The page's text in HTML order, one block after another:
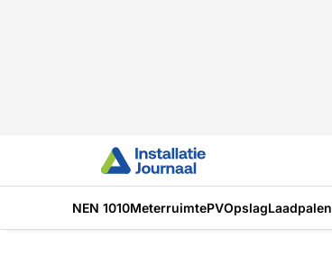
NEN 1010MeterruimtePVOpslagLaadpalen